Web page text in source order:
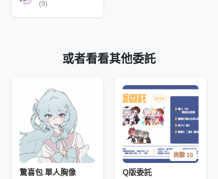
(9)
或者看看其他委託
驚喜包 單人胸像
尚餘 10
Q版委託